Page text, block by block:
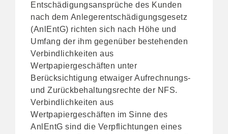
Entschädigungsansprüche des Kunden
nach dem Anlegerentschädigungsgesetz
(AnlEntG) richten sich nach Höhe und
Umfang der ihm gegenüber bestehenden
Verbindlichkeiten aus
Wertpapiergeschäften unter
Berücksichtigung etwaiger Aufrechnungs-
und Zurückbehaltungsrechte der NFS.
Verbindlichkeiten aus
Wertpapiergeschäften im Sinne des
AnlEntG sind die Verpflichtungen eines